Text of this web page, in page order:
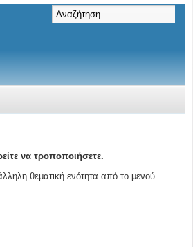
να τροποποιήσετε.
θεματική ενότητα από το μενού